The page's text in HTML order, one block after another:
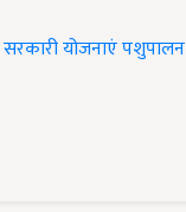
सरकारी योजनाएंपशुपालन